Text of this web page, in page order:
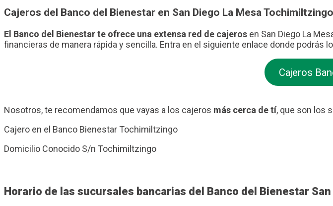
Cajeros del Banco del Bienestar en San Diego La Mesa Tochimiltzingo
El Banco del Bienestar te ofrece una extensa red de cajeros en San Diego La
financieras de manera rápida y sencilla. Entra en el siguiente enlace donde podrás
Cajeros
Nosotros, te recomendamos que vayas a los cajeros más cerca de tí, que son los
Cajero en el Banco Bienestar Tochimiltzingo
Domicilio Conocido S/n Tochimiltzingo
Horario de las sucursales bancarias del Banco del Bienestar